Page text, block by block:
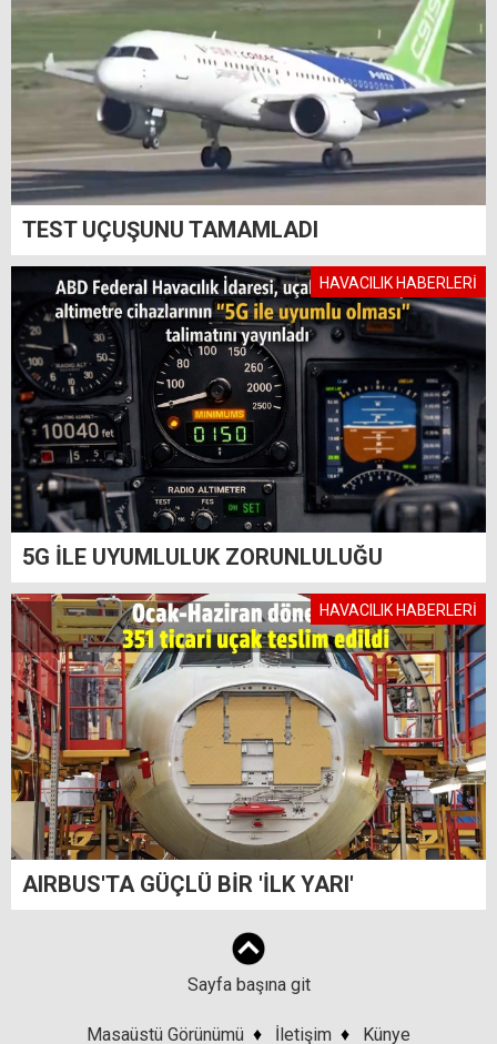
TEST UÇUŞUNU TAMAMLADI
HAVACILIK HABERLERİ
5G İLE UYUMLULUK ZORUNLULUĞU
HAVACILIK HABERLERİ
AIRBUS'TA GÜÇLÜ BİR 'İLK YARI'
Sayfa başına git
Masaüstü Görünümü ♦ İletişim ♦ Künye